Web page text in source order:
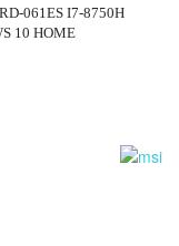
061ES I7-8750H
10 HOME